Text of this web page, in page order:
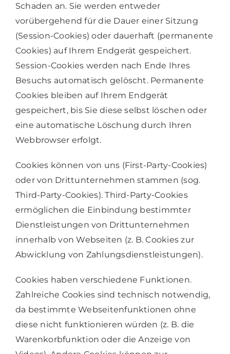
Schaden an. Sie werden entweder
vorübergehend für die Dauer einer Sitzung
(Session-Cookies) oder dauerhaft (permanente
Cookies) auf Ihrem Endgerät gespeichert.
Session-Cookies werden nach Ende Ihres
Besuchs automatisch gelöscht. Permanente
Cookies bleiben auf Ihrem Endgerät
gespeichert, bis Sie diese selbst löschen oder
eine automatische Löschung durch Ihren
Webbrowser erfolgt.
Cookies können von uns (First-Party-Cookies)
oder von Drittunternehmen stammen (sog.
Third-Party-Cookies). Third-Party-Cookies
ermöglichen die Einbindung bestimmter
Dienstleistungen von Drittunternehmen
innerhalb von Webseiten (z. B. Cookies zur
Abwicklung von Zahlungsdienstleistungen).
Cookies haben verschiedene Funktionen.
Zahlreiche Cookies sind technisch notwendig,
da bestimmte Webseitenfunktionen ohne
diese nicht funktionieren würden (z. B. die
Warenkorbfunktion oder die Anzeige von